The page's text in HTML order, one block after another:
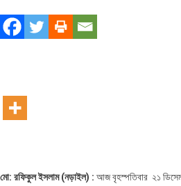
মো: রফিকুল ইসলাম (নড়াইল) : আজ বৃহস্পতিবার ২১